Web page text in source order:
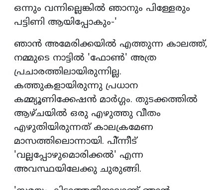
ഒന്നും വന്നില്ലെങ്കില്‍ ഞാനും പിള്ളേരും
പട്ടിണി ആയിപ്പോകും-'
ഞാന്‍ അമേരിക്കയില്‍ എത്തുന്ന കാലത്ത്,
നമ്മുടെ നാട്ടില്‍ 'ഫോണ്‍' അത്ര
പ്രചാരത്തിലായിരുന്നില്ല.
കത്തുകളായിരുന്നു പ്രധാന
കമ്മ്യൂണിക്കേഷന്‍ മാര്‍ഗ്ഗം. തുടക്കത്തില്‍
ആഴ്ചയില്‍ ഒരു എഴുത്തു വീതം
എഴുതിയിരുന്നത് കാലക്രമേണ
മാസത്തിലൊന്നായി. പി്ന്നീട്
'വല്ലപ്പോഴുമൊരിക്കല്‍' എന്ന
അവസ്ഥയിലേക്കു ചുരുങ്ങി.